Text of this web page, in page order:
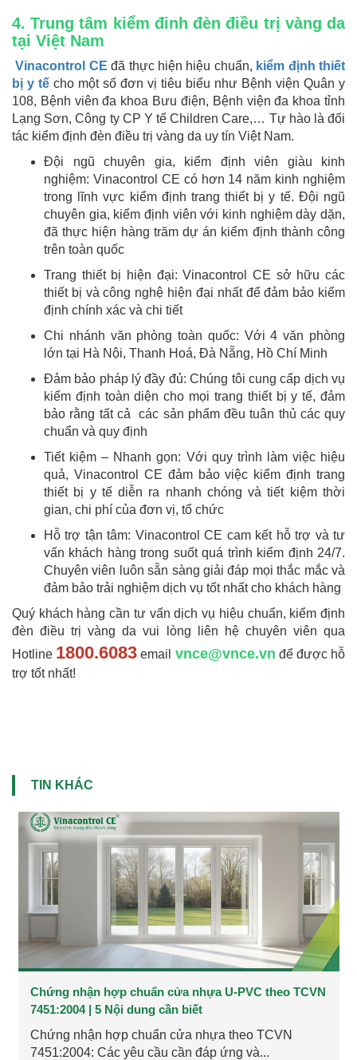
4. Trung tâm kiểm đinh đèn điều trị vàng da
tại Việt Nam
Vinacontrol CE đã thực hiện hiệu chuẩn, kiểm định thiết
bị y tế cho một số đơn vị tiêu biểu như Bệnh viện Quân y
108, Bệnh viên đa khoa Bưu điện, Bệnh viện đa khoa tỉnh
Lạng Sơn, Công ty CP Y tế Children Care,… Tự hào là đối
tác kiểm định đèn điều trị vàng da uy tín Việt Nam.
Đội ngũ chuyên gia, kiểm định viên giàu kinh
nghiệm: Vinacontrol CE có hơn 14 năm kinh nghiệm
trong lĩnh vực kiểm định trang thiết bị y tế. Đội ngũ
chuyên gia, kiểm định viên với kinh nghiệm dày dặn,
đã thực hiện hàng trăm dự án kiểm định thành công
trên toàn quốc
Trang thiết bị hiện đại: Vinacontrol CE sở hữu các
thiết bị và công nghệ hiện đại nhất để đảm bảo kiểm
định chính xác và chi tiết
Chi nhánh văn phòng toàn quốc: Với 4 văn phòng
lớn tại Hà Nội, Thanh Hoá, Đà Nẵng, Hồ Chí Minh
Đảm bảo pháp lý đầy đủ: Chúng tôi cung cấp dịch vụ
kiểm định toàn diện cho mọi trang thiết bị y tế, đảm
bảo rằng tất cả các sản phẩm đều tuân thủ các quy
chuẩn và quy định
Tiết kiệm – Nhanh gọn: Với quy trình làm việc hiệu
quả, Vinacontrol CE đảm bảo việc kiểm định trang
thiết bị y tế diễn ra nhanh chóng và tiết kiệm thời
gian, chi phí của đơn vị, tổ chức
Hỗ trợ tận tâm: Vinacontrol CE cam kết hỗ trợ và tư
vấn khách hàng trong suốt quá trình kiểm định 24/7.
Chuyên viên luôn sẵn sàng giải đáp mọi thắc mắc và
đảm bảo trải nghiệm dịch vụ tốt nhất cho khách hàng
Quý khách hàng cần tư vấn dịch vụ hiệu chuẩn, kiểm định
đèn điều trị vàng da vui lòng liên hệ chuyên viên qua
Hotline 1800.6083 email vnce@vnce.vn để được hỗ
trợ tốt nhất!
TIN KHÁC
Chứng nhận hợp chuẩn cửa nhựa U-PVC theo TCVN
7451:2004 | 5 Nội dung cần biết
Chứng nhận hợp chuẩn cửa nhựa theo TCVN
7451:2004: Các yêu cầu cần đáp ứng và...